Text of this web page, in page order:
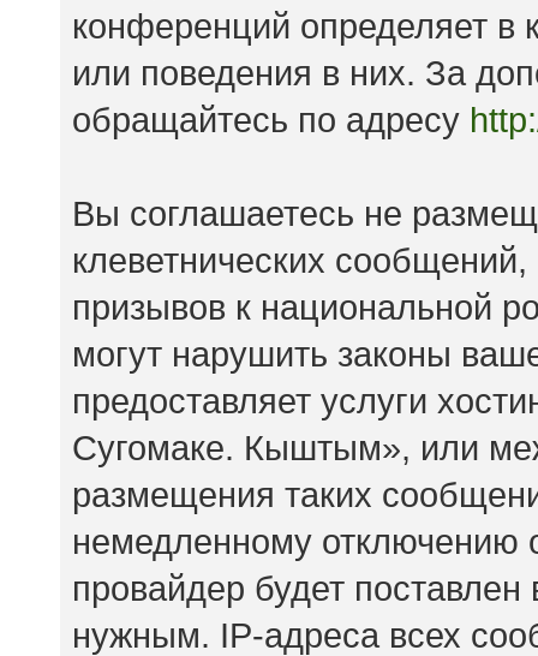
конференций определяет в
или поведения в них. За
обращайтесь по адресу
Вы соглашаетесь не
клеветнических
призывов к национальной
могут нарушить законы
предоставляет услуги
Сугомаке. Кыштым», или
размещения таких
немедленному отключению
провайдер будет
нужным. IP-адреса всех